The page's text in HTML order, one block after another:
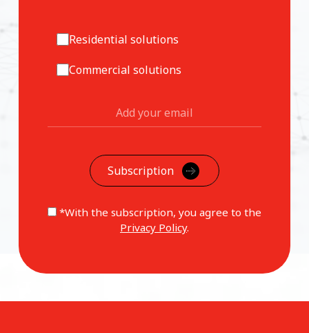
Residential solutions
Commercial solutions
*With the subscription, you agree to the
Privacy Policy.